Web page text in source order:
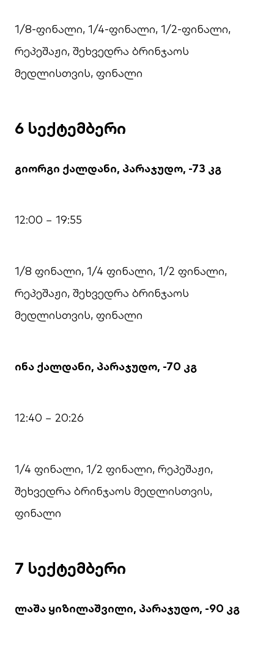
1/8-ფინალი, 1/4-ფინალი, 1/2-ფინალი,
რეპეშაჟი, შეხვედრა ბრინჯაოს
მედლისთვის, ფინალი
6 სექტემბერი
გიორგი ქალდანი, პარაჯუდო, -73 კგ
12:00 − 19:55
1/8 ფინალი, 1/4 ფინალი, 1/2 ფინალი,
რეპეშაჟი, შეხვედრა ბრინჯაოს
მედლისთვის, ფინალი
ინა ქალდანი, პარაჯუდო, -70 კგ
12:40 − 20:26
1/4 ფინალი, 1/2 ფინალი, რეპეშაჟი,
შეხვედრა ბრინჯაოს მედლისთვის,
ფინალი
7 სექტემბერი
ლაშა ყიზილაშვილი, პარაჯუდო, -90 კგ